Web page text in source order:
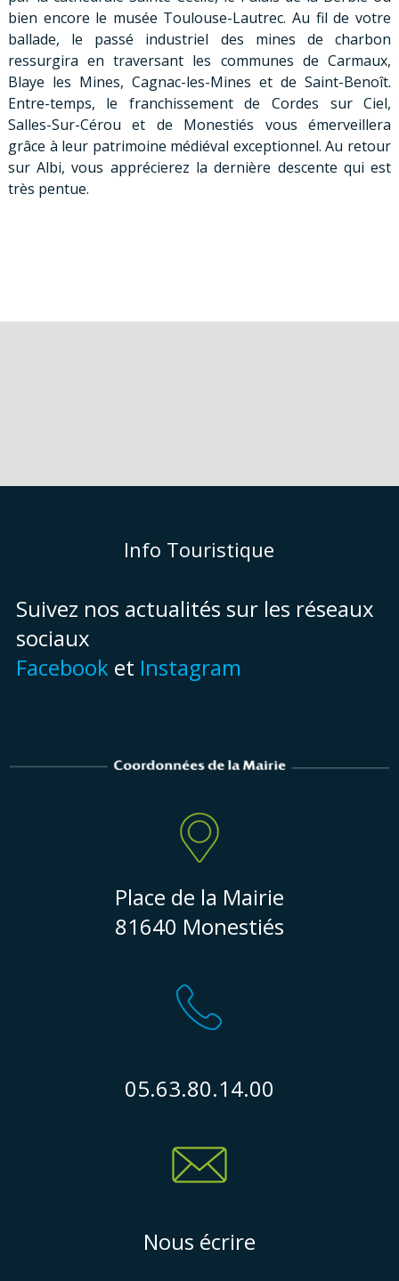
bien encore le musée Toulouse-Lautrec. Au fil de votre
ballade, le passé industriel des mines de charbon
ressurgira en traversant les communes de Carmaux,
Blaye les Mines, Cagnac-les-Mines et de Saint-Benoît.
Entre-temps, le franchissement de Cordes sur Ciel,
Salles-Sur-Cérou et de Monestiés vous émerveillera
grâce à leur patrimoine médiéval exceptionnel. Au retour
sur Albi, vous apprécierez la dernière descente qui est
très pentue.
Info Touristique
Suivez nos actualités sur les réseaux
sociaux
Facebooket Instagram
Place de la Mairie
81640 Monestiés
05.63.80.14.00
Nous écrire